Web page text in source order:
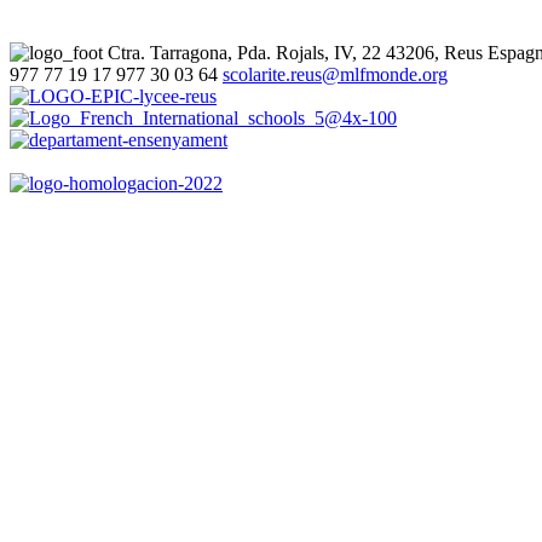
Ctra. Tarragona, Pda. Rojals, IV, 22 43206, Reus
977 77 19 17 977 30 03 64 scolarite.reus@mlfmonde.org